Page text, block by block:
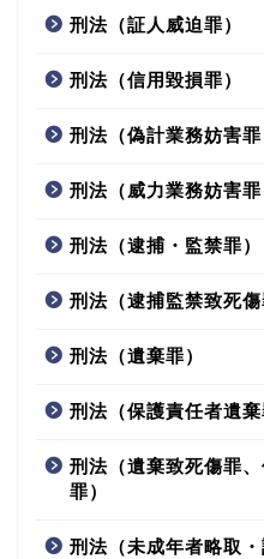
刑法（証人威迫罪）
刑法（信用毀損罪）
刑法（偽計業務妨害罪
刑法（威力業務妨害罪
刑法（逮捕・監禁罪）
刑法（逮捕監禁致死傷
刑法（遺棄罪）
刑法（保護責任者遺棄
刑法（遺棄致死傷罪
罪）
刑法（未成年者略取・